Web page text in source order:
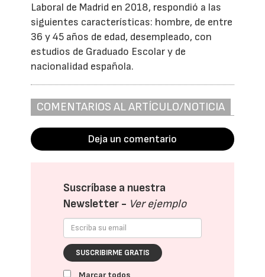
Laboral de Madrid en 2018, respondió a las
siguientes características: hombre, de entre
36 y 45 años de edad, desempleado, con
estudios de Graduado Escolar y de
nacionalidad española.
COMENTARIOS AL ARTÍCULO/NOTICIA
Deja un comentario
Suscríbase a nuestra
Newsletter - Ver ejemplo
SUSCRIBIRME GRATIS
Marcar todos